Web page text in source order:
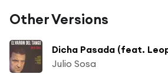
Other Versions
Julio Sosa